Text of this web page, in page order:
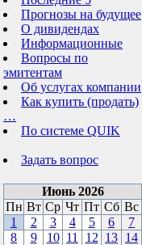
Прогнозы на будущее
О дивидендах
Информационные
Вопросы по
эмитентам
Об услугах компании
Как купить (продать)
…
По системе QUIK
Задать вопрос
Июнь 2026
Пн Вт Ср Чт Пт Сб Вс
1
2 3 4 5 6
7
8
9 10 11 12 13 14